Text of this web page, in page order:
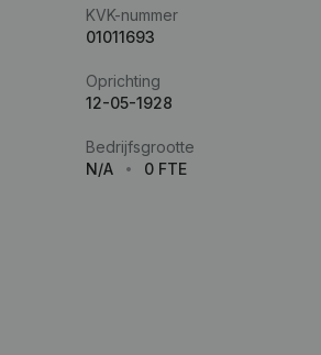
KVK-nummer
01011693
Oprichting
12-05-1928
Bedrijfsgrootte
N/A
0 FTE